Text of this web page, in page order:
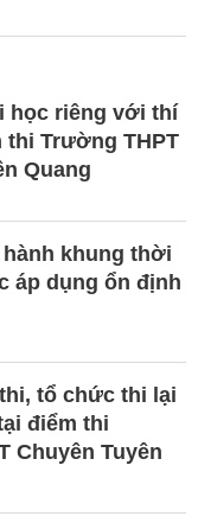
học riêng với thí
thi Trường THPT
Quang
hành khung thời
áp dụng ổn định
tổ chức thi lại
điểm thi
Chuyên Tuyên